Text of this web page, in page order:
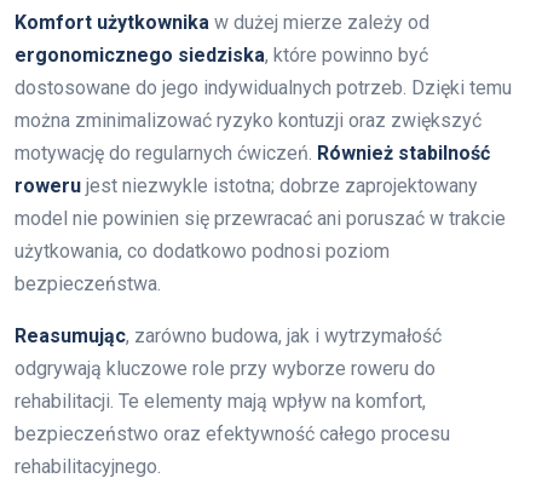
Komfort użytkownika w dużej mierze zależy od
ergonomicznego siedziska, które powinno być
dostosowane do jego indywidualnych potrzeb. Dzięki temu
można zminimalizować ryzyko kontuzji oraz zwiększyć
motywację do regularnych ćwiczeń. Również stabilność
roweru jest niezwykle istotna; dobrze zaprojektowany
model nie powinien się przewracać ani poruszać w trakcie
użytkowania, co dodatkowo podnosi poziom
bezpieczeństwa.
Reasumując, zarówno budowa, jak i wytrzymałość
odgrywają kluczowe role przy wyborze roweru do
rehabilitacji. Te elementy mają wpływ na komfort,
bezpieczeństwo oraz efektywność całego procesu
rehabilitacyjnego.